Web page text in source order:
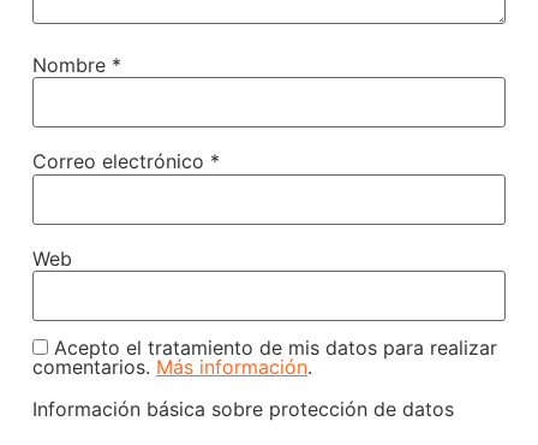
Nombre *
Correo electrónico *
Web
Acepto el tratamiento de mis datos para realizar
comentarios. Más información.
Información básica sobre protección de datos